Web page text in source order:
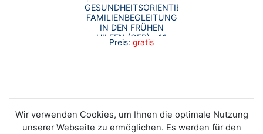
GESUNDHEITSORIENTIERTE
FAMILIENBEGLEITUNG
IN DEN FRÜHEN
HILFEN (GFB) – 11
PRAXISBEISPIELE
Preis: gratis
Wir verwenden Cookies, um Ihnen die optimale Nutzung
unserer Webseite zu ermöglichen. Es werden für den